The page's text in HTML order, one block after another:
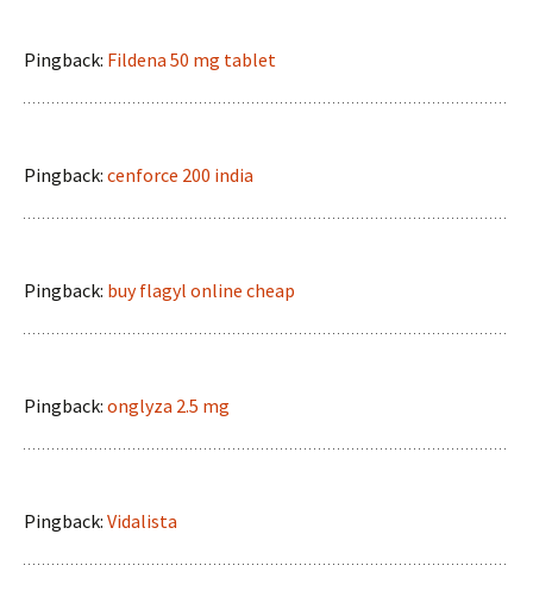
Pingback: Fildena 50 mg tablet
Pingback: cenforce 200 india
Pingback: buy flagyl online cheap
Pingback: onglyza 2.5 mg
Pingback: Vidalista